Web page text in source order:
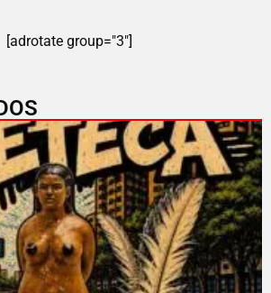
[adrotate group="3"]